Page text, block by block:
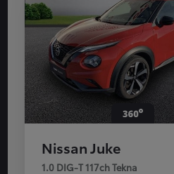
Nissan Juke
1.0 DIG-T 117ch Tekna